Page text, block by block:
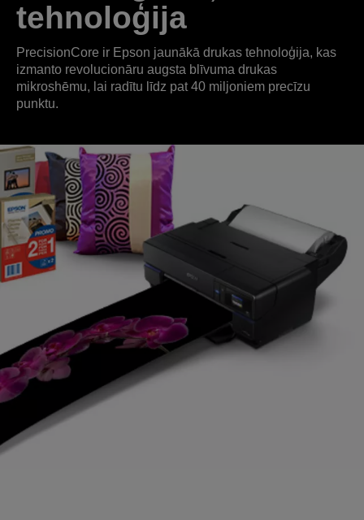
tehnoloģija
PrecisionCore ir Epson jaunākā drukas tehnoloģija, kas
izmanto revolucionāru augsta blīvuma drukas
mikroshēmu, lai radītu līdz pat 40 miljoniem precīzu
punktu.